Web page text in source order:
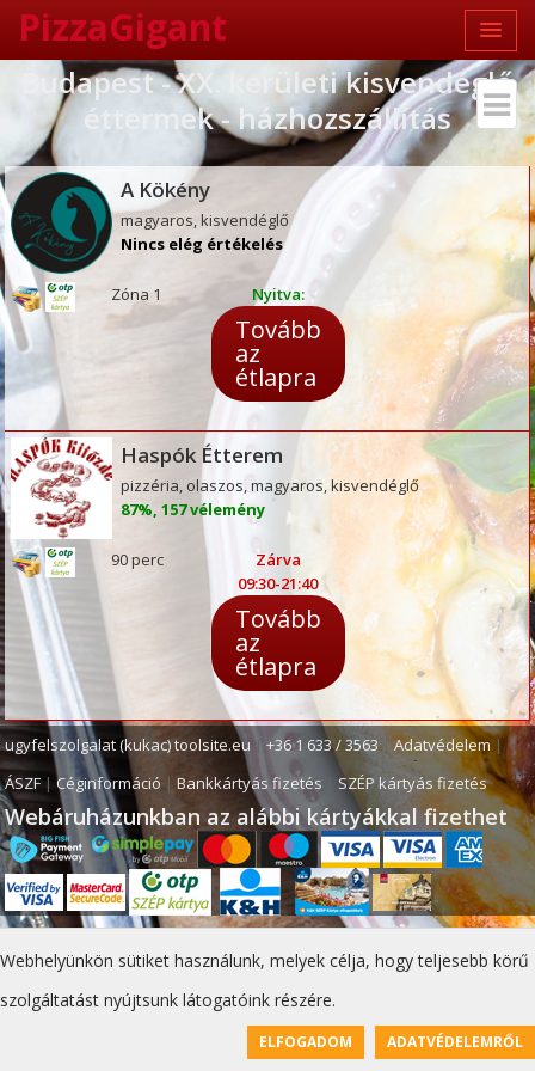
Webhelyünkön sütiket használunk, melyek célja, hogy teljesebb körű
szolgáltatást nyújtsunk látogatóink részére.
ELFOGADOM ADATVÉDELEMRŐL
PizzaGigant
Budapest - XX. kerületi kisvendéglő
éttermek - házhozszállítás
A Kökény
magyaros, kisvendéglő
Nincs elég értékelés
Zóna 1 Nyitva:
Tovább
az
étlapra
Haspók Étterem
pizzéria, olaszos, magyaros, kisvendéglő
87%, 157 vélemény
90 perc
Zárva
09:30-21:40
Tovább
az
étlapra
ugyfelszolgalat (kukac) toolsite.eu |+36 1 633 / 3563 |Adatvédelem |
ÁSZF |Céginformáció |Bankkártyás fizetés |SZÉP kártyás fizetés
Webáruházunkban az alábbi kártyákkal fizethet